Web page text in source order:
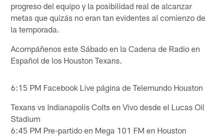
progreso del equipo y la posibilidad real de alcanzar
metas que quizás no eran tan evidentes al comienzo de
la temporada.
Acompáñenos este Sábado en la Cadena de Radio en
Español de los Houston Texans.
6:15 PM Facebook Live página de Telemundo Houston
Texans vs Indianapolis Colts en Vivo desde el Lucas Oil
Stadium
6:45 PM Pre-partido en Mega 101 FM en Houston